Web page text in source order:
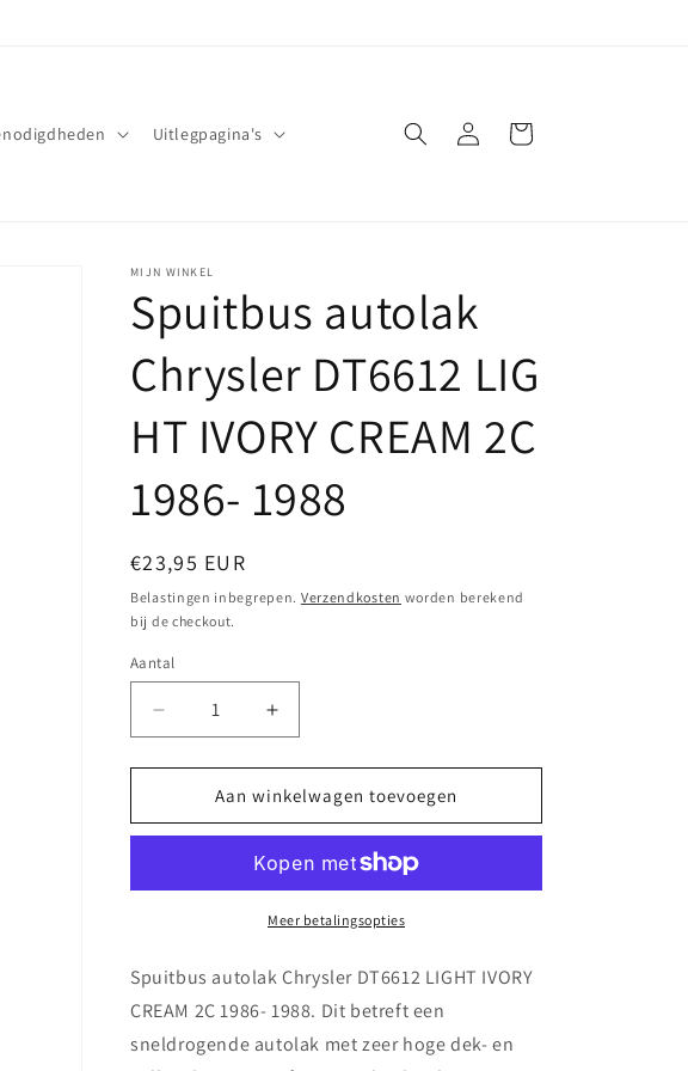
Uitlegpagina's InloggenWinkelwagen
MIJN WINKEL
Spuitbus autolak
Chrysler DT6612 LIG
HT IVORY CREAM 2C
1986- 1988
Normale
prijs
€23,95 EUR
Belastingen inbegrepen. Verzendkosten worden berekend
bij de checkout.
Aantal
Aantal
verlagen
voor
Spuitbus
autolak
Chrysler DT6612 LIGHT
CREAM
1988
Aantal
verhogen
voor
Spuitbus
autolak
Chrysler DT6612 LIGHT
IVORY
CREAM
2C
1988
Aan winkelwagen toevoegen
Meer betalingsopties
Spuitbus autolak Chrysler DT6612 LIGHT IVORY
CREAM 2C 1986- 1988. Dit betreft een
sneldrogende autolak met zeer hoge dek- en